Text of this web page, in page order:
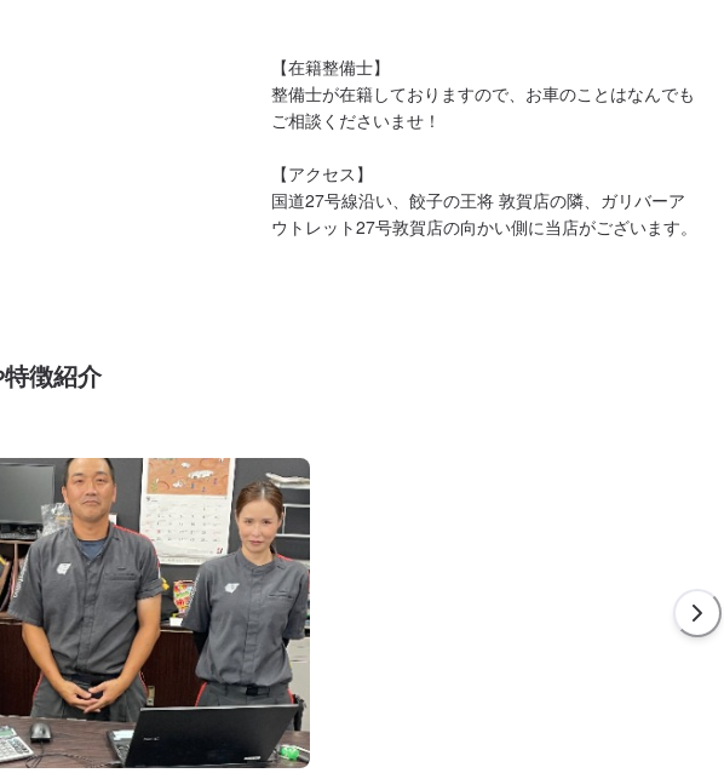
【在籍整備士】
整備士が在籍しておりますので、お車のことはなんでも
ご相談くださいませ！
【アクセス】
国道27号線沿い、餃子の王将 敦賀店の隣、ガリバーア
ウトレット27号敦賀店の向かい側に当店がございます。
徴紹介